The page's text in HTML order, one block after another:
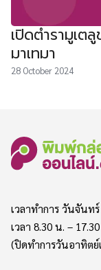
เปิดตำรามูเต
มาเทมา
28 October 2024
เวลาทำการ วันจันท
เวลา 8.30 น. –
(ปิดทำการวันอาทิต